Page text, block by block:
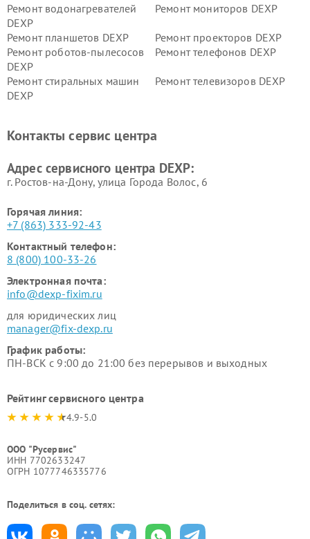
Ремонт водонагревателей
DEXP
Ремонт мониторов DEXP
Ремонт планшетов DEXP
Ремонт проекторов DEXP
Ремонт роботов-пылесосов
DEXP
Ремонт телефонов DEXP
Ремонт стиральных машин
DEXP
Ремонт телевизоров DEXP
Ремонт серверов DEXP
Ремонт мини пк DEXP
Контакты сервис центра
Адрес сервисного центра DEXP:
г. Ростов-на-Дону, улица Города Волос, 6
Горячая линия:
+7 (863) 333-92-43
Контактный телефон:
8 (800) 100-33-26
Электронная почта:
info@dexp-fixim.ru
для юридических лиц
manager@fix-dexp.ru
График работы:
ПН-ВСК с 9:00 до 21:00 без перерывов и выходных
Рейтинг сервисного центра
4.9-5.0
ООО "Русервис"
ИНН 7702633247
ОГРН 1077746335776
Поделиться в соц. сетях: